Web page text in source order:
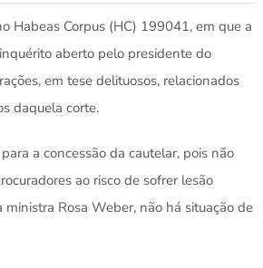
Habeas Corpus (HC) 199041, em que a
aberto pelo presidente do
em tese delituosos, relacionados
daquela corte.
a concessão da cautelar, pois não
ao risco de sofrer lesão
Rosa Weber, não há situação de